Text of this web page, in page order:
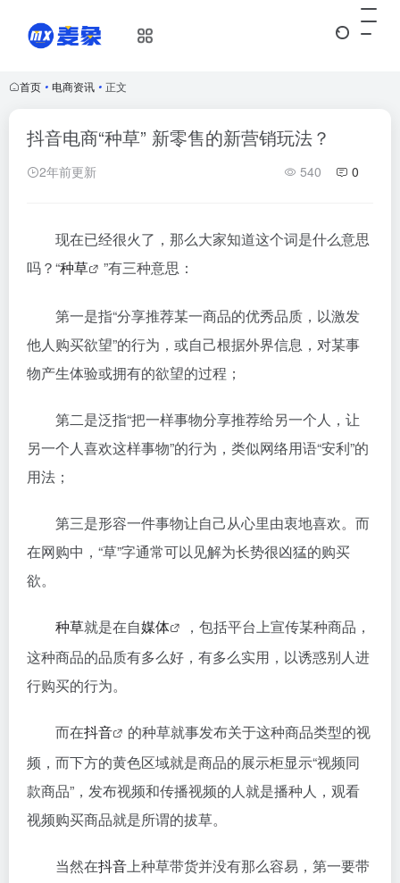
首页 • 电商资讯 • 正文
抖音电商“种草” 新零售的新营销玩法？
2年前更新 540 0
现在已经很火了，那么大家知道这个词是什么意思
吗？“种草 ”有三种意思：
第一是指“分享推荐某一商品的优秀品质，以激发
他人购买欲望”的行为，或自己根据外界信息，对某事
物产生体验或拥有的欲望的过程；
第二是泛指“把一样事物分享推荐给另一个人，让
另一个人喜欢这样事物”的行为，类似网络用语“安利”的
用法；
第三是形容一件事物让自己从心里由衷地喜欢。而
在网购中，“草”字通常可以见解为长势很凶猛的购买
欲。
种草就是在自媒体
，包括平台上宣传某种商品，
这种商品的品质有多么好，有多么实用，以诱惑别人进
行购买的行为。
而在抖音
的种草就事发布关于这种商品类型的视
频，而下方的黄色区域就是商品的展示柜显示“视频同
款商品”，发布视频和传播视频的人就是播种人，观看
视频购买商品就是所谓的拔草。
当然在抖音上种草带货并没有那么容易，第一要带